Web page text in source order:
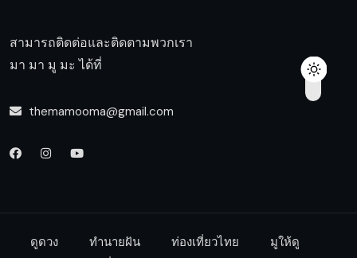
สามารถติดต่อและติดตามพวกเรา
มา มา มู มะ ได้ที่
themamooma@gmail.com
ดูดวง ทำนายฝัน ท่องเที่ยวไทย
มูให้ดู